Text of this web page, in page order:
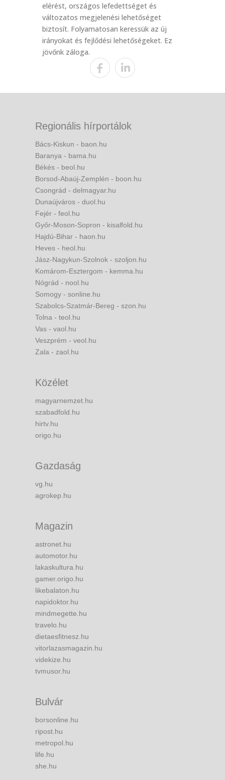
elérést, országos lefedettséget és
változatos megjelenési lehetőséget
biztosít. Folyamatosan keressük az új
irányokat és fejlődési lehetőségeket. Ez
jövőnk záloga.
Regionális hírportálok
Bács-Kiskun - baon.hu
Baranya - bama.hu
Békés - beol.hu
Borsod-Abaúj-Zemplén - boon.hu
Csongrád - delmagyar.hu
Dunaújváros - duol.hu
Fejér - feol.hu
Győr-Moson-Sopron - kisalfold.hu
Hajdú-Bihar - haon.hu
Heves - heol.hu
Jász-Nagykun-Szolnok - szoljon.hu
Komárom-Esztergom - kemma.hu
Nógrád - nool.hu
Somogy - sonline.hu
Szabolcs-Szatmár-Bereg - szon.hu
Tolna - teol.hu
Vas - vaol.hu
Veszprém - veol.hu
Zala - zaol.hu
Közélet
magyarnemzet.hu
szabadfold.hu
hirtv.hu
origo.hu
Gazdaság
vg.hu
agrokep.hu
Magazin
astronet.hu
automotor.hu
lakaskultura.hu
gamer.origo.hu
likebalaton.hu
napidoktor.hu
mindmegette.hu
travelo.hu
dietaesfitnesz.hu
vitorlazasmagazin.hu
videkize.hu
tvmusor.hu
Bulvár
borsonline.hu
ripost.hu
metropol.hu
life.hu
she.hu